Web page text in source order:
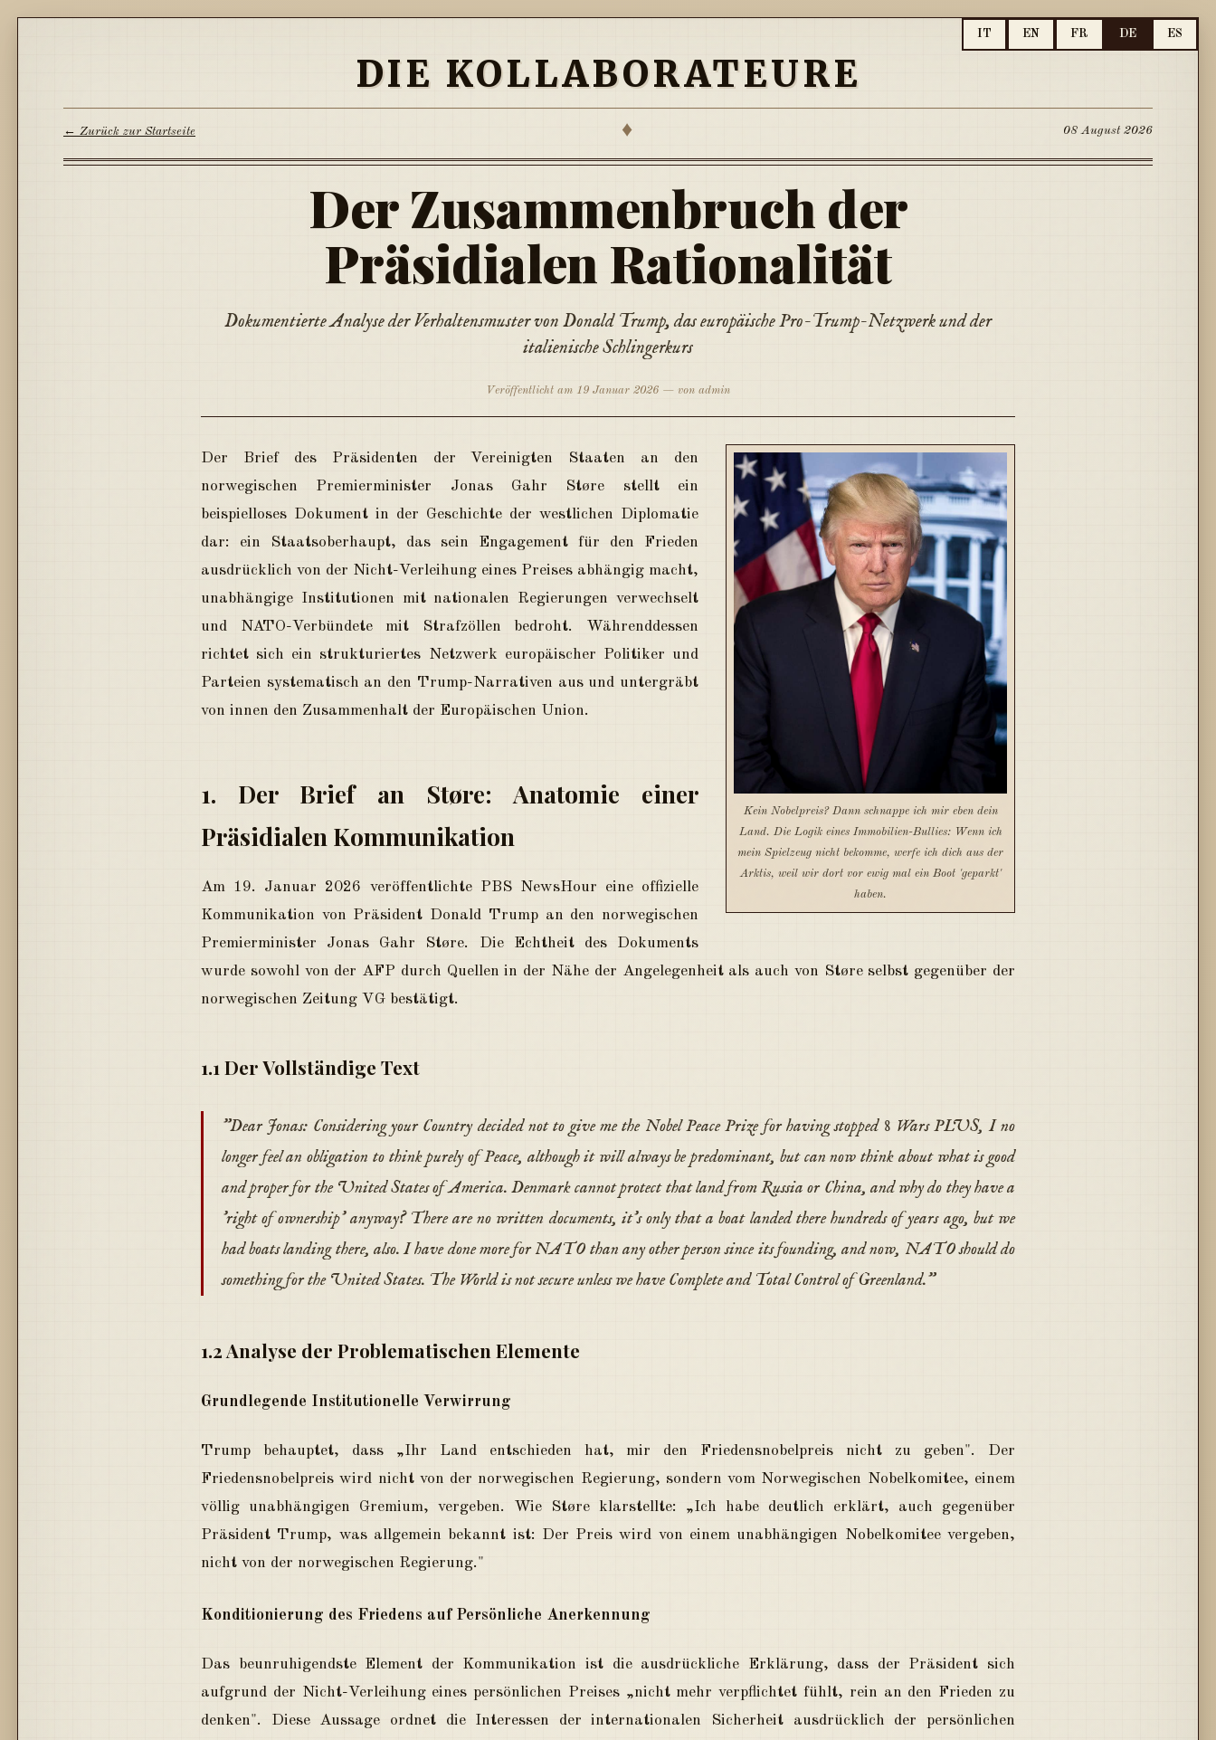
IT EN FR DE ES
DIE KOLLABORATEURE
← Zurück zur Startseite ♦ 08 August 2026
Der Zusammenbruch der
Präsidialen Rationalität
Dokumentierte Analyse der Verhaltensmuster von Donald Trump, das europäische Pro-Trump-Netzwerk und der
italienische Schlingerkurs
Veröffentlicht am 19 Januar 2026 — von admin
Kein Nobelpreis? Dann schnappe ich mir eben dein
Land. Die Logik eines Immobilien-Bullies: Wenn ich
mein Spielzeug nicht bekomme, werfe ich dich aus der
Arktis, weil wir dort vor ewig mal ein Boot 'geparkt'
haben.
Der Brief des Präsidenten der Vereinigten Staaten an den
norwegischen Premierminister Jonas Gahr Støre stellt ein
beispielloses Dokument in der Geschichte der westlichen Diplomatie
dar: ein Staatsoberhaupt, das sein Engagement für den Frieden
ausdrücklich von der Nicht-Verleihung eines Preises abhängig macht,
unabhängige Institutionen mit nationalen Regierungen verwechselt
und NATO-Verbündete mit Strafzöllen bedroht. Währenddessen
richtet sich ein strukturiertes Netzwerk europäischer Politiker und
Parteien systematisch an den Trump-Narrativen aus und untergräbt
von innen den Zusammenhalt der Europäischen Union.
1. Der Brief an Støre: Anatomie einer
Präsidialen Kommunikation
Am 19. Januar 2026 veröffentlichte PBS NewsHour eine offizielle
Kommunikation von Präsident Donald Trump an den norwegischen
Premierminister Jonas Gahr Støre. Die Echtheit des Dokuments
wurde sowohl von der AFP durch Quellen in der Nähe der Angelegenheit als auch von Støre selbst gegenüber der
norwegischen Zeitung VG bestätigt.
1.1 Der Vollständige Text
"Dear Jonas: Considering your Country decided not to give me the Nobel Peace Prize for having stopped 8 Wars PLUS, I no
longer feel an obligation to think purely of Peace, although it will always be predominant, but can now think about what is good
and proper for the United States of America. Denmark cannot protect that land from Russia or China, and why do they have a
'right of ownership' anyway? There are no written documents, it's only that a boat landed there hundreds of years ago, but we
had boats landing there, also. I have done more for NATO than any other person since its founding, and now, NATO should do
something for the United States. The World is not secure unless we have Complete and Total Control of Greenland."
1.2 Analyse der Problematischen Elemente
Grundlegende Institutionelle Verwirrung
Trump behauptet, dass „Ihr Land entschieden hat, mir den Friedensnobelpreis nicht zu geben". Der
Friedensnobelpreis wird nicht von der norwegischen Regierung, sondern vom Norwegischen Nobelkomitee, einem
völlig unabhängigen Gremium, vergeben. Wie Støre klarstellte: „Ich habe deutlich erklärt, auch gegenüber
Präsident Trump, was allgemein bekannt ist: Der Preis wird von einem unabhängigen Nobelkomitee vergeben,
nicht von der norwegischen Regierung."
Konditionierung des Friedens auf Persönliche Anerkennung
Das beunruhigendste Element der Kommunikation ist die ausdrückliche Erklärung, dass der Präsident sich
aufgrund der Nicht-Verleihung eines persönlichen Preises „nicht mehr verpflichtet fühlt, rein an den Frieden zu
denken". Diese Aussage ordnet die Interessen der internationalen Sicherheit ausdrücklich der persönlichen